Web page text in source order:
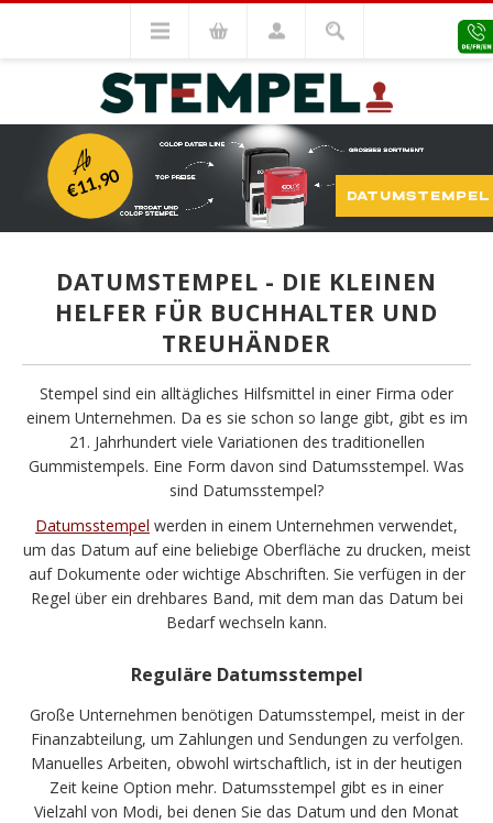
Ab
€11,90 DATUMSTEMPEL
DATUMSTEMPEL - DIE KLEINEN
HELFER FÜR BUCHHALTER UND
TREUHÄNDER
Stempel sind ein alltägliches Hilfsmittel in einer Firma oder
einem Unternehmen. Da es sie schon so lange gibt, gibt es im
21. Jahrhundert viele Variationen des traditionellen
Gummistempels. Eine Form davon sind Datumsstempel. Was
sind Datumsstempel?
Datumsstempel werden in einem Unternehmen verwendet,
um das Datum auf eine beliebige Oberfläche zu drucken, meist
auf Dokumente oder wichtige Abschriften. Sie verfügen in der
Regel über ein drehbares Band, mit dem man das Datum bei
Bedarf wechseln kann.
Reguläre Datumsstempel
Große Unternehmen benötigen Datumsstempel, meist in der
Finanzabteilung, um Zahlungen und Sendungen zu verfolgen.
Manuelles Arbeiten, obwohl wirtschaftlich, ist in der heutigen
Zeit keine Option mehr. Datumsstempel gibt es in einer
Vielzahl von Modi, bei denen Sie das Datum und den Monat